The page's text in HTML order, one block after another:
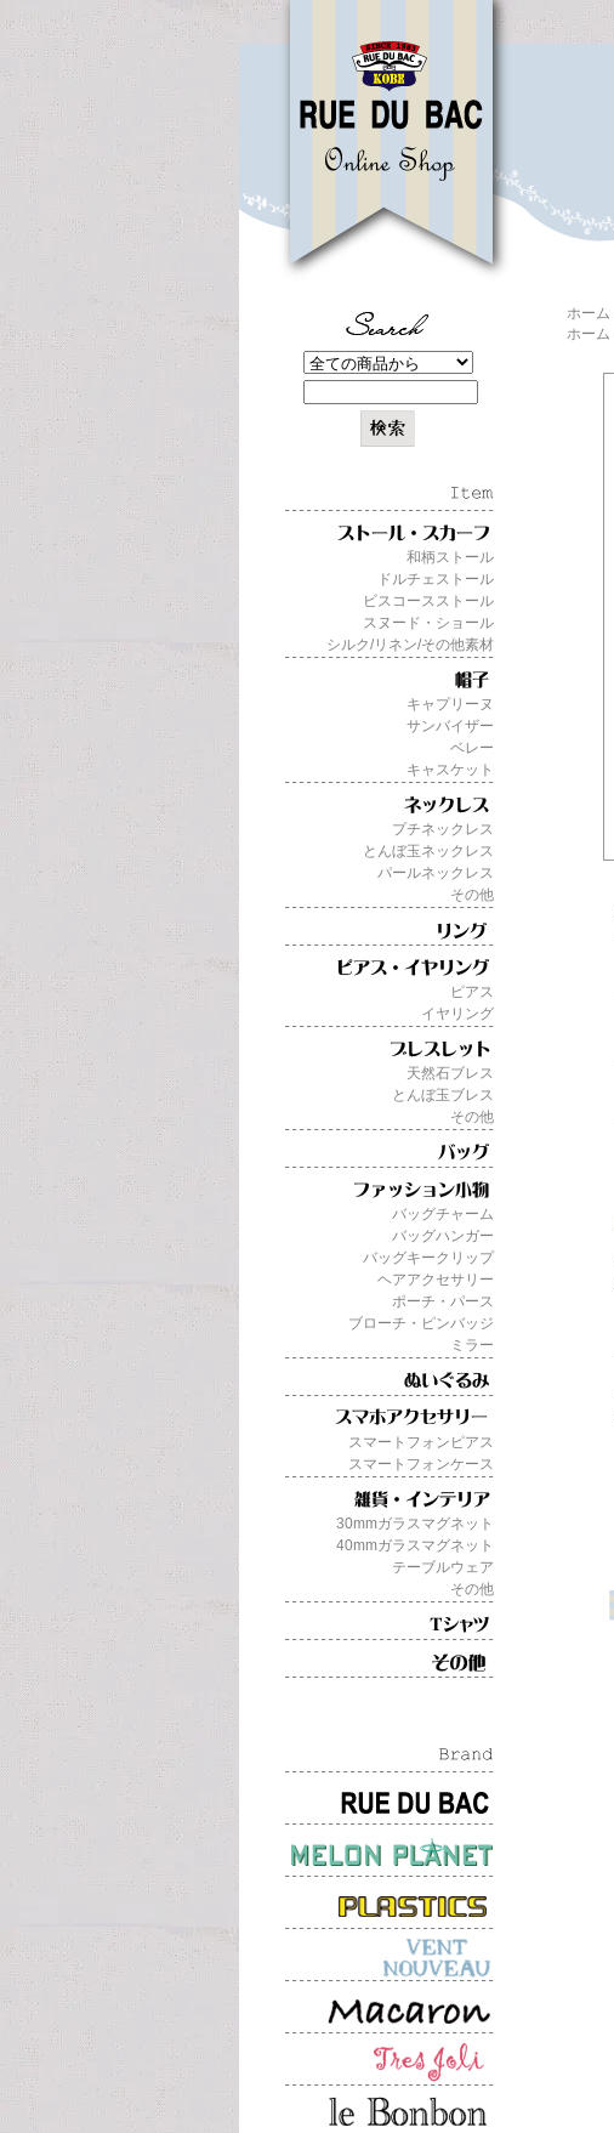
和柄ストール
ドルチェストール
ビスコースストール
スヌード・ショール
シルク/リネン/その他素材
キャプリーヌ
サンバイザー
ベレー
キャスケット
プチネックレス
とんぼ玉ネックレス
パールネックレス
その他
ピアス
イヤリング
天然石ブレス
とんぼ玉ブレス
その他
バッグチャーム
バッグハンガー
バッグキークリップ
ヘアアクセサリー
ポーチ・パース
ブローチ・ピンバッジ
ミラー
スマートフォンピアス
スマートフォンケース
30mmガラスマグネット
40mmガラスマグネット
テーブルウェア
その他
ホーム
ホーム